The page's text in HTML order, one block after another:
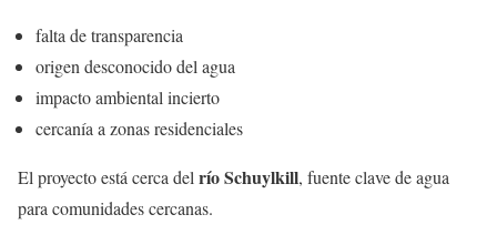
falta de transparencia
origen desconocido del agua
impacto ambiental incierto
cercanía a zonas residenciales
El proyecto está cerca del río Schuylkill, fuente clave de agua
para comunidades cercanas.